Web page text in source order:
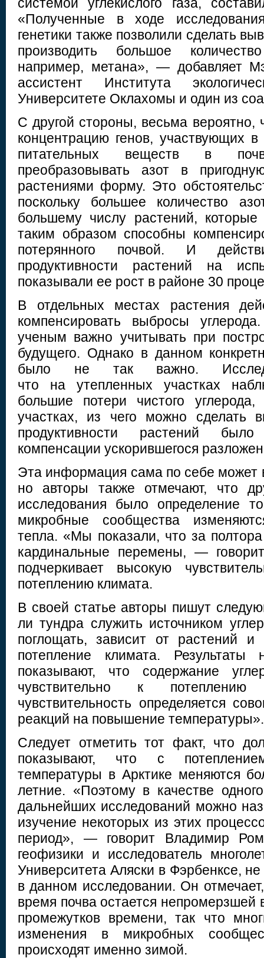
«Полученные в ходе
генетики также позволили сделать
производить большое
например, метана», — добавляет
ассистент Института
Университете Оклахомы и один из
С другой стороны, весьма вероятно,
концентрацию генов, участвующих в
питательных веществ в
преобразовывать азот в
растениями форму. Это
поскольку большее количество
большему числу растений,
таким образом способны
потерянного почвой. И
продуктивности растений на
показывали ее рост в районе 30
В отдельных местах растения
компенсировать выбросы
ученым важно учитывать при
будущего. Однако в данном
было не так важно.
что на утепленных участках
большие потери чистого
участках, из чего можно сделать
продуктивности растений
компенсации ускорившегося
Эта информация сама по себе может
но авторы также отмечают, что
исследования было определение
микробные сообщества
тепла. «Мы показали, что за
кардинальные перемены, —
подчеркивает высокую
потеплению климата.
В своей статье авторы пишут
ли тундра служить источником
поглощать, зависит от растений и
потепление климата. Результаты
показывают, что содержание
чувствительно к
чувствительность определяется
реакций на повышение температуры».
Следует отметить тот факт, что
показывают, что с
температуры в Арктике меняются
летние. «Поэтому в качестве
дальнейших исследований можно
изучение некоторых из этих
период», — говорит Владимир
геофизики и исследователь
Университета Аляски в Фэрбенксе,
в данном исследовании. Он
время почва остается непромерзшей
промежутков времени, так что
изменения в микробных
происходят именно зимой.